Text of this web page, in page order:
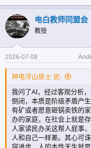
电白教师同盟会
教授
2026-07-08
神电浮山居士 说:
我问了AI，经过客观分析
倒闭，本质是阶级矛盾产
有矿或者愿意砸锅卖铁的
办的家庭，在社会上就是
人家读民办关这帮人屁事
人和自己一样差。其心可